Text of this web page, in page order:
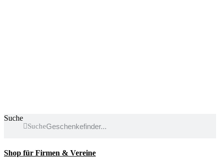
Suche
Suche
Shop für Firmen & Vereine